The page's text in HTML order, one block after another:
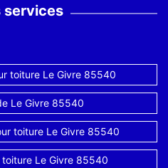
services
toiture Le Givre 85540
Le Givre 85540
toiture Le Givre 85540
Le Givre 85540